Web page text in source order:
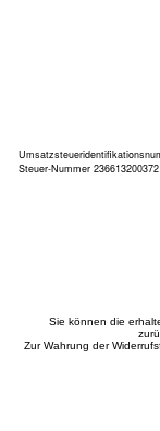
Steuer-Nummer 236613200372
Sie können die
Zur Wahrung der